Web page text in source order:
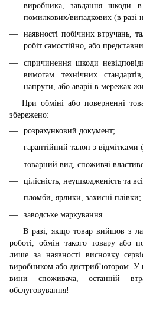
виробника, завдання шкоди в
помилкових/випадкових (в разі
наявності побічних втручань,
робіт самостійно, або
спричинення шкоди
вимогам технічних
напруги, або аварії в мережах
При обміні або поверненні
збережено:
розрахунковий документ;
гарантійний талон з
товарний вид, споживчі
цілісність, неушкодженість та
пломби, ярлики, захисні плівки;
заводське маркування..
В разі, якщо товар вийшов з
роботі, обмін такого товару або
лише за наявності висновку
виробником або дистриб’ютором. У
вини споживача, останній
обслуговування!